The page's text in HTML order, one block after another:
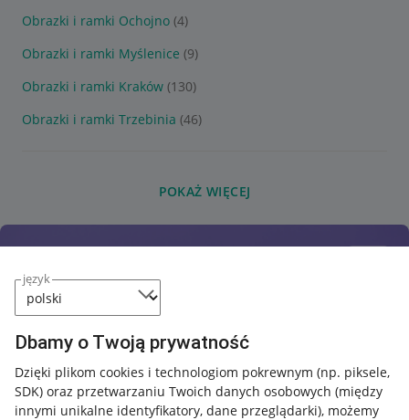
język
Dbamy o Twoją prywatność
Dzięki plikom cookies i technologiom pokrewnym (np. piksele,
SDK) oraz przetwarzaniu Twoich danych osobowych (między
innymi unikalne identyfikatory, dane przeglądarki), możemy
Obrazki i ramki Ochojno (4)
Obrazki i ramki Myślenice (9)
Obrazki i ramki Kraków (130)
Obrazki i ramki Trzebinia (46)
POKAŻ WIĘCEJ